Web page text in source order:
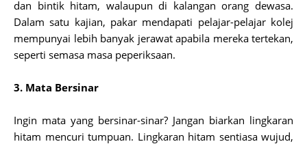
dan bintik hitam, walaupun di kalangan orang dewasa.
Dalam satu kajian, pakar mendapati pelajar-pelajar kolej
mempunyai lebih banyak jerawat apabila mereka tertekan,
seperti semasa masa peperiksaan.
3. Mata Bersinar
Ingin mata yang bersinar-sinar? Jangan biarkan lingkaran
hitam mencuri tumpuan. Lingkaran hitam sentiasa wujud,